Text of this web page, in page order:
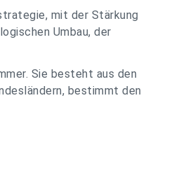
mit der Stärkung
Umbau, der
Sie besteht aus den
bestimmt den